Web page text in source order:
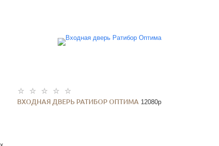
ВХОДНАЯ ДВЕРЬ РАТИБОР ОПТИМА 12080p